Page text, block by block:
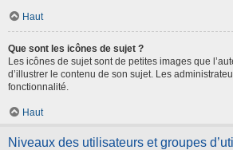
Haut
Que sont les icônes de sujet ?
Les icônes de sujet sont de petites images que
d’illustrer le contenu de son sujet. Les
fonctionnalité.
Haut
Niveaux des utilisateurs et groupes